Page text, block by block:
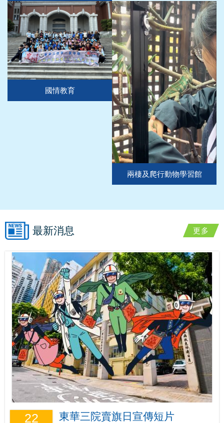
國情教育
兩棲及爬行動物學習館
更多
最新消息
22 東華三院賣旗日宣傳短片